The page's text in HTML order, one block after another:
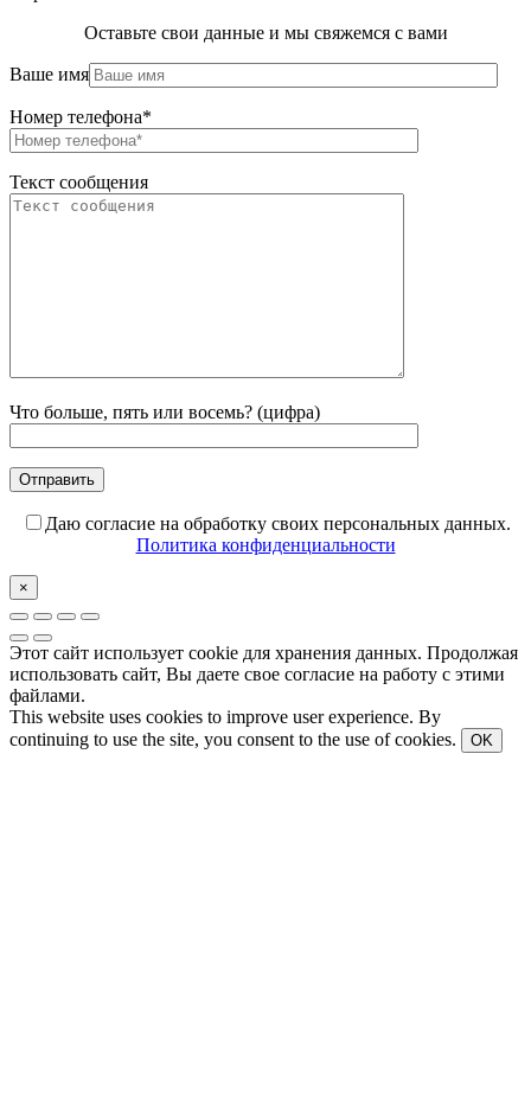
Оставьте свои данные и мы свяжемся с вами
Ваше имя
Номер телефона*
Текст сообщения
Что больше, пять или восемь? (цифра)
Даю согласие на обработку своих персональных данных.
Политика конфиденциальности
×
Этот сайт использует cookie для хранения данных. Продолжая
использовать сайт, Вы даете свое согласие на работу с этими
файлами.
This website uses cookies to improve user experience. By
continuing to use the site, you consent to the use of cookies.
OK